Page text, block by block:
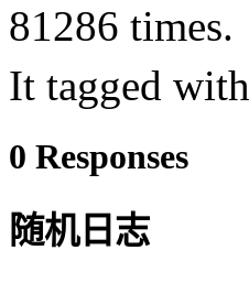
81286 times.
It tagged with
0 Responses
随机日志